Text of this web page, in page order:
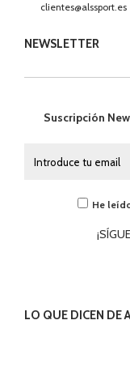
clientes@alssport.es
NEWSLETTER
Suscripción
He
LO QUE DICEN DE